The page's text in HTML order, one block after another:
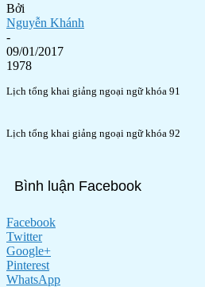
Bởi
Nguyễn Khánh
-
09/01/2017
1978
Lịch tổng khai giảng ngoại ngữ khóa 91
Lịch tổng khai giảng ngoại ngữ khóa 92
Bình luận Facebook
Facebook
Twitter
Google+
Pinterest
WhatsApp